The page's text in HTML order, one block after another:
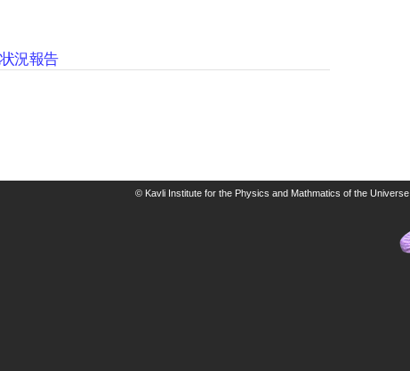
況報告
© Kavli Institute for the Physics and Mathmatics of the Universe